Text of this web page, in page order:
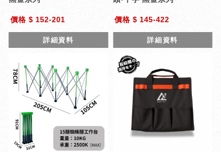
價格 $ 152-201
詳細資料
價格 $ 145-422
詳細資料